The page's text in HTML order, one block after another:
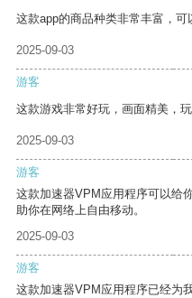
这款app的商品种类非常丰富，可
2025-09-03
游客
这款游戏非常好玩，画面精美，玩
2025-09-03
游客
这款加速器VPM应用程序可以给
助你在网络上自由移动。
2025-09-03
游客
这款加速器VPM应用程序已经为